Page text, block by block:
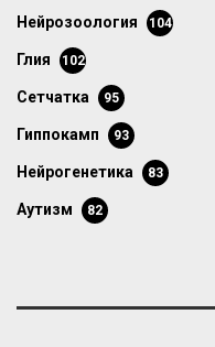
нейрозоология 104
глия 102
сетчатка 95
гиппокамп 93
нейрогенетика 83
аутизм 82